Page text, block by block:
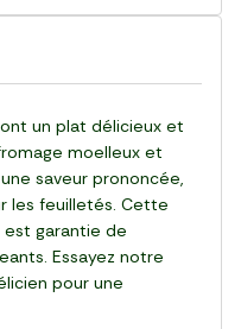
un plat délicieux et
moelleux et
saveur prononcée,
les feuilletés. Cette
garantie de
Essayez notre
pour une